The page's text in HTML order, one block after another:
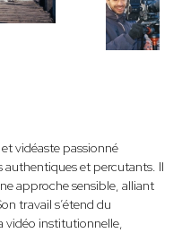
vidéaste passionné
authentiques et percutants. Il
approche sensible, alliant
travail s’étend du
vidéo institutionnelle,